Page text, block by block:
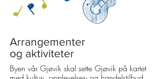
Arrangementer
og aktiviteter
Byen vår Gjøvik skal sette Gjøvik på kartet